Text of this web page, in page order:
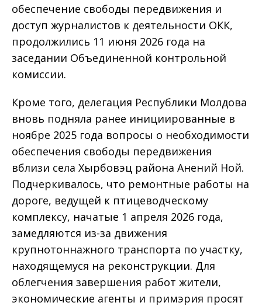
обеспечение свободы передвижения и
доступ журналистов к деятельности ОКК,
продолжились 11 июня 2026 года на
заседании Объединенной контрольной
комиссии.
Кроме того, делегация Республики Молдова
вновь подняла ранее инициированные в
ноябре 2025 года вопросы о необходимости
обеспечения свободы передвижения
вблизи села Хырбовэц района Анений Ной.
Подчеркивалось, что ремонтные работы на
дороге, ведущей к птицеводческому
комплексу, начатые 1 апреля 2026 года,
замедляются из-за движения
крупнотоннажного транспорта по участку,
находящемуся на реконструкции. Для
облегчения завершения работ жители,
экономические агенты и примэрия просят